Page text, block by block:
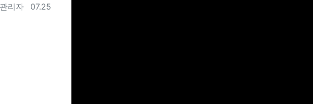
리자 등록일
07.25